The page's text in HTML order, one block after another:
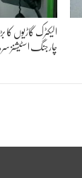
الیکٹرک گاڑیوں
چارجنگ اسٹیشنز